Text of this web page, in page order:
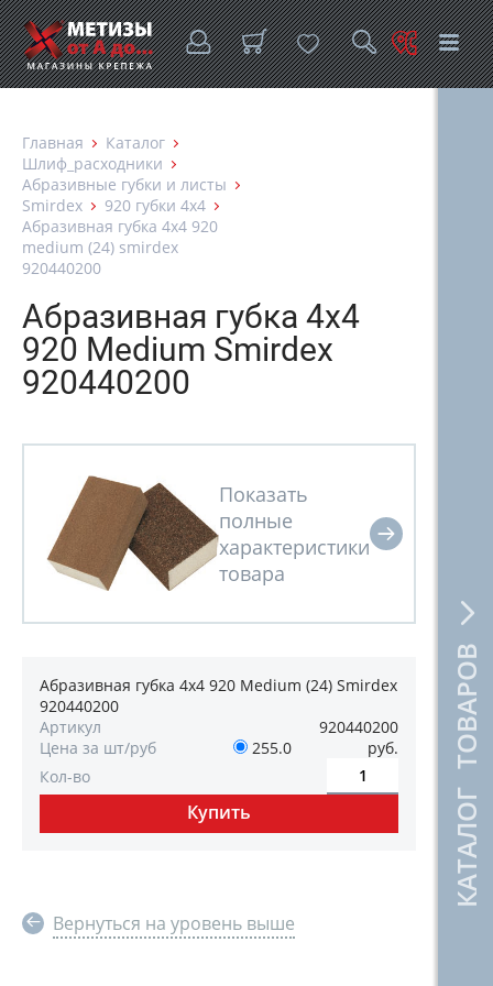
КАТАЛОГ ТОВАРОВ
Главная
Каталог
Шлиф_расходники
Абразивные губки и листы
Smirdex
920 губки 4х4
Абразивная губка 4х4 920
medium (24) smirdex
920440200
Абразивная губка 4х4
920 Medium Smirdex
920440200
Абразивная губка 4х4 920 Medium (24) Smirdex
920440200
Артикул
920440200
Цена за шт/руб
255.0
руб.
Кол-во
Вернуться на уровень выше